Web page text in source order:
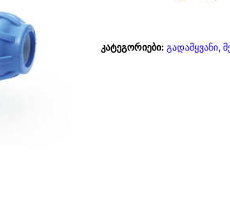
კატეგორიები: გადამყვანი,